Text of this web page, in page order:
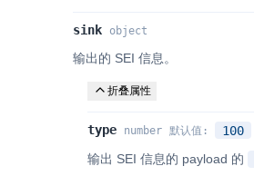
sink object
输出的 SEI 信息。
折叠属性
type number 默认值 :
100
输出 SEI 信息的 payload 的